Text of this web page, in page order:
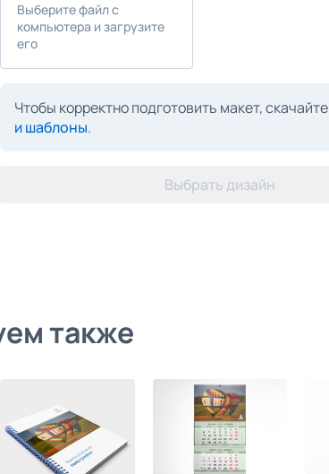
Выберите файл с
компьютера и загрузите
его
Чтобы корректно подготовить макет, скачайте
и шаблоны.
Выбрать дизайн
также